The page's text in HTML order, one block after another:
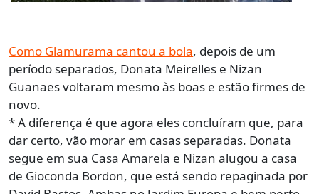
Como Glamurama cantou a bola, depois de um
período separados, Donata Meirelles e Nizan
Guanaes voltaram mesmo às boas e estão firmes de
novo.
* A diferença é que agora eles concluíram que, para
dar certo, vão morar em casas separadas. Donata
segue em sua Casa Amarela e Nizan alugou a casa
de Gioconda Bordon, que está sendo repaginada por